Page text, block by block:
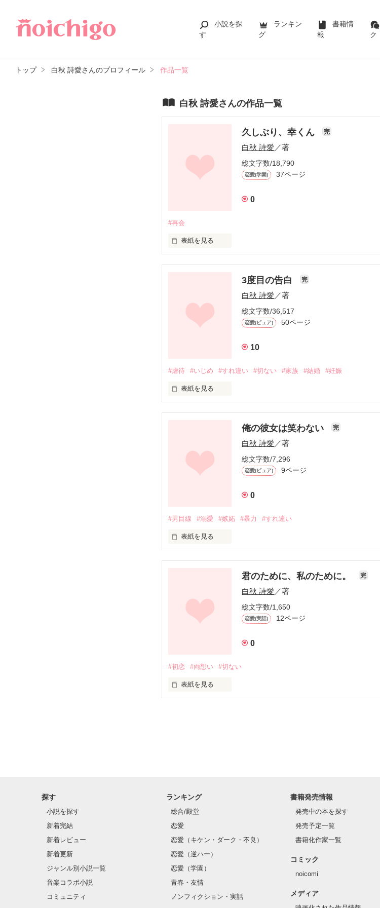
小説を探
す
ランキン
グ
書籍情
報
ク
トップ 白秋 詩愛さんのプロフィール 作品一覧
白秋 詩愛さんの作品一覧
久しぶり、幸くん 完
白秋 詩愛 ／著
総文字数/18,790
恋愛(学園) 37ページ
0
#再会
表紙を見る
皆さんに会いたい人はいますか？
3度目の告白 完
白秋 詩愛 ／著
総文字数/36,517
恋愛(ピュア) 50ページ
10
#虐待 #いじめ #すれ違い #切ない #家族 #結婚 #妊娠
表紙を見る
生きてる意味がわからない
助けてッ‼︎‼︎
作品を読む
俺の彼女は笑わない 完
白秋 詩愛 ／著
総文字数/7,296
恋愛(ピュア) 9ページ
0
#男目線 #溺愛 #嫉妬 #暴力 #すれ違い
表紙を見る
あいつは、何を抱えているんだよ。
俺はあいつに、何もしてやれないのかよ。
  PV数20000越えです‼︎
君のために、私のために。 完
白秋 詩愛 ／著
総文字数/1,650
恋愛(実話) 12ページ
0
#初恋 #両想い #切ない
表紙を見る
作品を読む
探す
小説を探す
新着完結
新着レビュー
新着更新
ジャンル別小説一覧
音楽コラボ小説
コミュニティ
ランキング
総合/殿堂
恋愛
恋愛（キケン・ダーク・不良）
恋愛（逆ハー）
恋愛（学園）
青春・友情
ノンフィクション・実話
書籍発売情報
発売中の本を探す
発売予定一覧
書籍化作家一覧
コミック
noicomi
メディア